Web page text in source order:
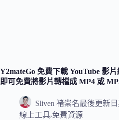
Y2mateGo 免費下載 YouTube 影
即可免費將影片轉檔成 MP4 或
Sliven 褚崇名最後更新日
線上工具,免費資源